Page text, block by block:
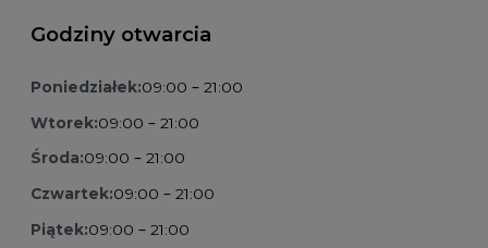
Godziny otwarcia
Poniedziałek:09:00 – 21:00
Wtorek:09:00 – 21:00
Środa:09:00 – 21:00
Czwartek:09:00 – 21:00
Piątek:09:00 – 21:00